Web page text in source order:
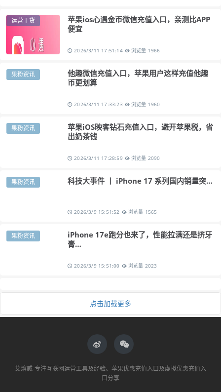
运营干货
苹果ios心遇金币微信充值入口，亲测比APP
便宜
2026/3/11 17:51:14 浏览量 1966
果粉资讯
他趣微信充值入口，苹果用户这样充值他趣
币更划算
2026/3/11 17:33:23 浏览量 1960
果粉资讯
苹果iOS映客钻石充值入口，避开苹果税，省
出奶茶钱
2026/3/11 17:28:59 浏览量 2090
果粉资讯 科技大事件 丨 iPhone 17 系列国内销量突…
2026/3/9 15:51:52 浏览量 1565
果粉资讯
iPhone 17e跑分也来了，性能拉满还是挤牙
膏…
2026/3/9 15:51:00 浏览量 2023
点击加载更多
艾熔威-专注互联网运营工具及经验、苹果优惠充值入口及虚拟优惠充值入
口分享